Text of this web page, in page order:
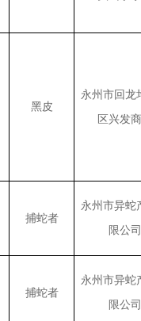
黑皮
永州市回龙
区兴发
捕蛇者
永州市异蛇
限公司
捕蛇者
永州市异蛇
限公司